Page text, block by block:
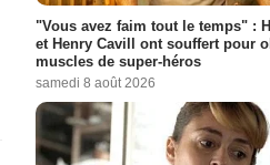
"Vous avez faim tout le temps" :
et Henry Cavill ont souffert pour
muscles de super-héros
samedi 8 août 2026